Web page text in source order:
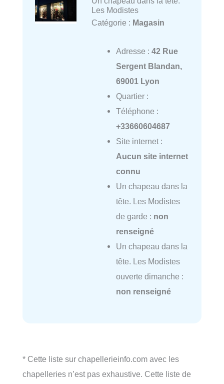
Les Modistes
Catégorie : Magasin
Adresse : 42 Rue
Sergent Blandan,
69001 Lyon
Quartier :
Téléphone :
+33660604687
Site internet :
Aucun site internet
connu
Un chapeau dans la
tête. Les Modistes
de garde : non
renseigné
Un chapeau dans la
tête. Les Modistes
ouverte dimanche :
non renseigné
* Cette liste sur chapellerieinfo.com avec les
chapelleries n’est pas exhaustive. Cette liste de